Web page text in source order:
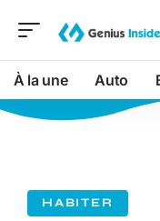
À la une Auto
HABITER